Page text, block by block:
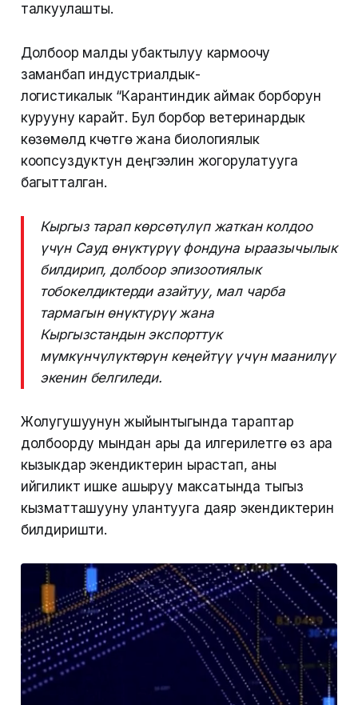
талкуулашты.
Долбоор малды убактылуу кармоочу
заманбап индустриалдык-
логистикалык “Карантиндик аймак борборун
курууну карайт. Бул борбор ветеринардык
көзөмөлдү күчөтүүгө жана биологиялык
коопсуздуктун деңгээлин жогорулатууга
багытталган.
Кыргыз тарап көрсөтүлүп жаткан колдоо
үчүн Сауд өнүктүрүү фондуна ыраазычылык
билдирип, долбоор эпизоотиялык
тобокелдиктерди азайтуу, мал чарба
тармагын өнүктүрүү жана
Кыргызстандын экспорттук
мүмкүнчүлүктөрүн кеңейтүү үчүн маанилүү
экенин белгиледи.
Жолугушуунун жыйынтыгында тараптар
долбоорду мындан ары да илгерилетүүгө өз ара
кызыкдар экендиктерин ырастап, аны
ийгиликтүү ишке ашыруу максатында тыгыз
кызматташууну улантууга даяр экендиктерин
билдиришти.